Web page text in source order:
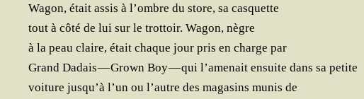
Wagon, était assis à l’ombre du store, sa casquette
tout à côté de lui sur le trot­toir. Wagon, nègre
à la peau claire, était chaque jour pris en charge par
Grand Dadais — Grown Boy — qui l’amenait ensuite dans sa petite
voi­ture jusqu’à l’un ou l’autre des maga­sins munis de